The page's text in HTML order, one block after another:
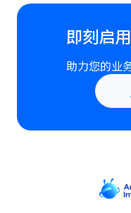
即刻启
助力您的业